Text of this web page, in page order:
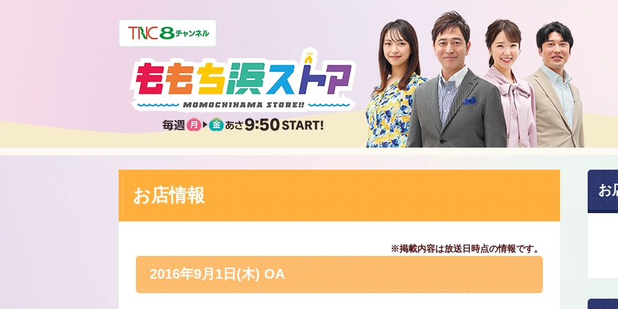
お店情報
※掲載内容は放送日時点の情報です。
2016年9月1日(木) OA
お